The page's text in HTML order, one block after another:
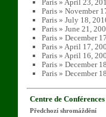
Paris » April 23,
Paris » November
Paris » July 18,
Paris » June 21,
Paris » December
Paris » April 17,
Paris » April 16,
Paris » December
Paris » December
Centre de
Předchozí shromáždění